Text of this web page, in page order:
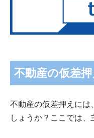
不動産の仮差
不動産の仮差押えには
しょうか？ここでは、